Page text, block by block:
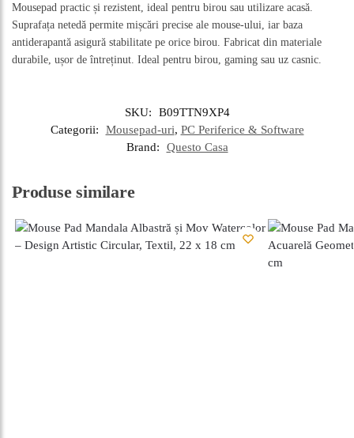
Mousepad practic și rezistent, ideal pentru birou sau utilizare acasă.
Suprafața netedă permite mișcări precise ale mouse-ului, iar baza
antiderapantă asigură stabilitate pe orice birou. Fabricat din materiale
durabile, ușor de întreținut. Ideal pentru birou, gaming sau uz casnic.
SKU:
B09TTN9XP4
Categorii:
Mousepad-uri, PC Periferice & Software
Brand:
Questo Casa
Produse similare